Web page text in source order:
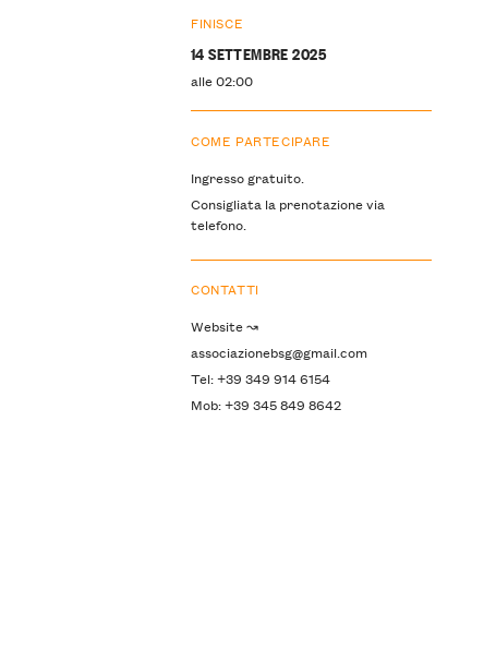
FINISCE
14 SETTEMBRE 2025
alle 02:00
COME PARTECIPARE
Ingresso gratuito.
Consigliata la prenotazione via
telefono.
CONTATTI
Website ↝
associazionebsg@gmail.com
Tel: +39 349 914 6154
Mob: +39 345 849 8642